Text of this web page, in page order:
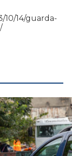
10/14/guarda-